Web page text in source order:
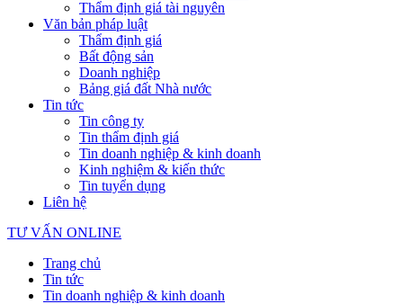
Thẩm định giá tài nguyên
Văn bản pháp luật
Thẩm định giá
Bất động sản
Doanh nghiệp
Bảng giá đất Nhà nước
Tin tức
Tin công ty
Tin thẩm định giá
Tin doanh nghiệp & kinh doanh
Kinh nghiệm & kiến thức
Tin tuyển dụng
Liên hệ
TƯ VẤN ONLINE
Trang chủ
Tin tức
Tin doanh nghiệp & kinh doanh